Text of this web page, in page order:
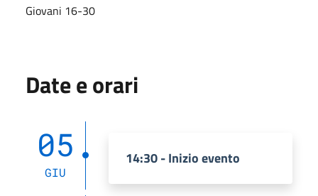
Giovani 16-30
Date e orari
05
GIU
14:30 - Inizio evento